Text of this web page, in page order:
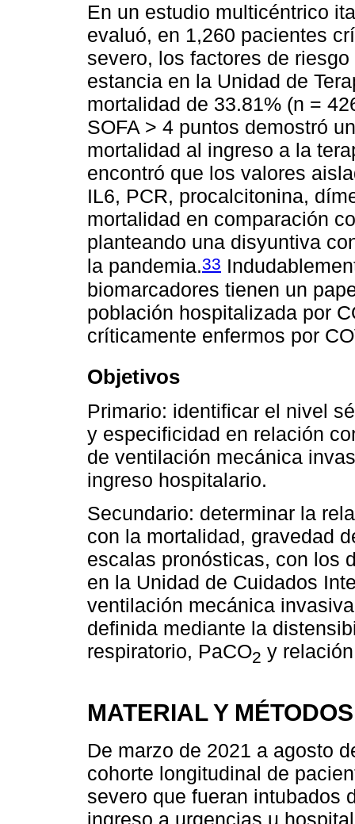
En un estudio multicéntrico
evaluó, en 1,260 pacientes
severo, los factores de
estancia en la Unidad de
mortalidad de 33.81% (n =
SOFA > 4 puntos demostró
mortalidad al ingreso a la
encontró que los valores
IL6, PCR, procalcitonina,
mortalidad en comparación
planteando una disyuntiva
la pandemia.33
biomarcadores tienen un
población hospitalizada por
críticamente enfermos por
Objetivos
Primario: identificar el nivel
y especificidad en relación
de ventilación mecánica
ingreso hospitalario.
Secundario: determinar la
con la mortalidad, gravedad
escalas pronósticas, con los
en la Unidad de Cuidados
ventilación mecánica
definida mediante la
respiratorio, PaCO2 y
MATERIAL Y MÉTODOS
De marzo de 2021 a agosto
cohorte longitudinal de
severo que fueran intubados
ingreso a urgencias u